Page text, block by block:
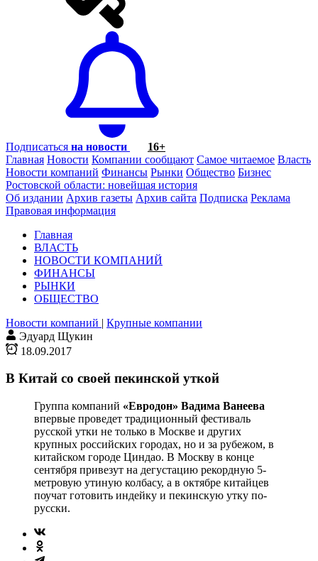
Подписаться на новости
16+
Главная Новости Компании сообщают Самое читаемое Власть
Новости компаний Финансы Рынки Общество Бизнес
Ростовской области: новейшая история
Об издании Архив газеты Архив сайта Подписка Реклама
Правовая информация
Главная
ВЛАСТЬ
НОВОСТИ КОМПАНИЙ
ФИНАНСЫ
РЫНКИ
ОБЩЕСТВО
Новости компаний | Крупные компании
Эдуард Щукин
18.09.2017
В Китай со своей пекинской уткой
Группа компаний «Евродон» Вадима Ванеева
впервые проведет традиционный фестиваль
русской утки не только в Москве и других
крупных российских городах, но и за рубежом, в
китайском городе Циндао. В Москву в конце
сентября привезут на дегустацию рекордную 5-
метровую утиную колбасу, а в октябре китайцев
поучат готовить индейку и пекинскую утку по-
русски.